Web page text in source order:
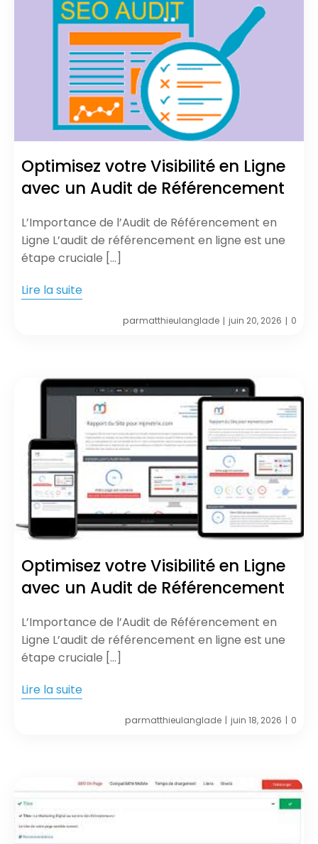
Optimisez votre Visibilité en Ligne
avec un Audit de Référencement
L’Importance de l’Audit de Référencement en
Ligne L’audit de référencement en ligne est une
étape cruciale […]
Lire la suite
parmatthieulanglade | juin 20, 2026 | 0
Optimisez votre Visibilité en Ligne
avec un Audit de Référencement
L’Importance de l’Audit de Référencement en
Ligne L’audit de référencement en ligne est une
étape cruciale […]
Lire la suite
parmatthieulanglade | juin 18, 2026 | 0